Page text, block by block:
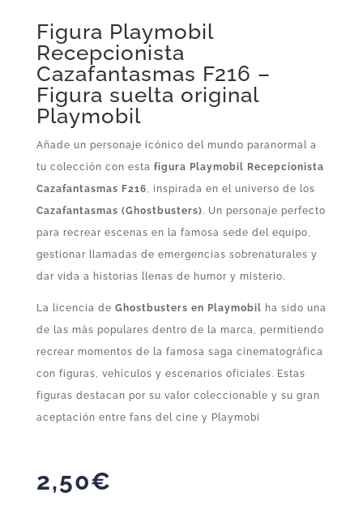
Figura Playmobil
Recepcionista
Cazafantasmas F216 –
Figura suelta original
Playmobil
Añade un personaje icónico del mundo paranormal a
tu colección con esta figura Playmobil Recepcionista
Cazafantasmas F216, inspirada en el universo de los
Cazafantasmas (Ghostbusters). Un personaje perfecto
para recrear escenas en la famosa sede del equipo,
gestionar llamadas de emergencias sobrenaturales y
dar vida a historias llenas de humor y misterio.
La licencia de Ghostbusters en Playmobil ha sido una
de las más populares dentro de la marca, permitiendo
recrear momentos de la famosa saga cinematográfica
con figuras, vehículos y escenarios oficiales. Estas
figuras destacan por su valor coleccionable y su gran
aceptación entre fans del cine y Playmobi
2,50€